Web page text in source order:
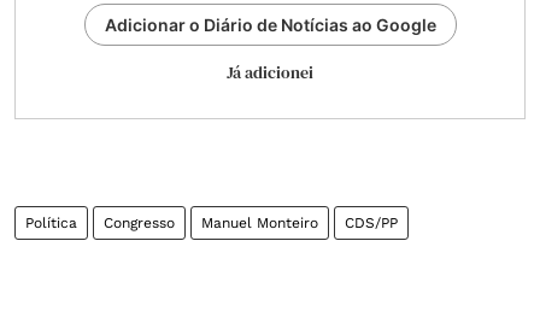
Adicionar o Diário de Notícias ao Google
Já adicionei
Política Congresso Manuel Monteiro CDS/PP